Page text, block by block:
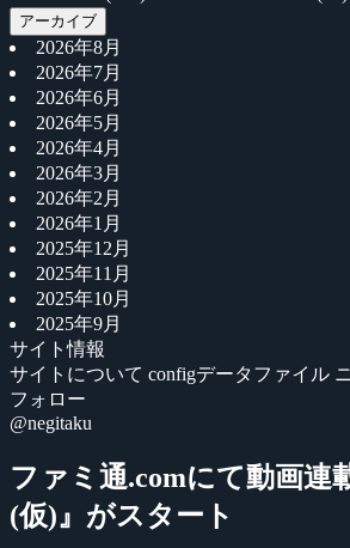
アーカイブ
2026年8月
2026年7月
2026年6月
2026年5月
2026年4月
2026年3月
2026年2月
2026年1月
2025年12月
2025年11月
2025年10月
2025年9月
サイト情報
サイトについて configデータファイル
フォロー
@negitaku
ファミ通.comにて動画連
(仮)』がスタート